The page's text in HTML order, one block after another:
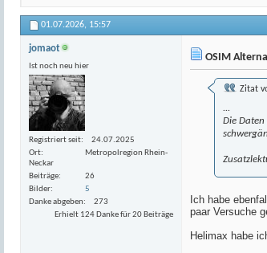
01.07.2026, 15:57
jomaot
Ist noch neu hier
Registriert seit
24.07.2025
Ort
Metropolregion Rhein-
Neckar
Beiträge
26
Bilder
5
Danke abgeben
273
Erhielt 124 Danke für 20 Beiträge
OSIM
Zitat
...
Die Daten
Ich habe
paar Versuche
Helimax habe